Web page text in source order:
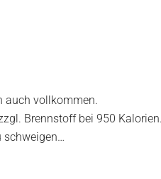
auch vollkommen.
Brennstoff bei 950 Kalorien.
schweigen…